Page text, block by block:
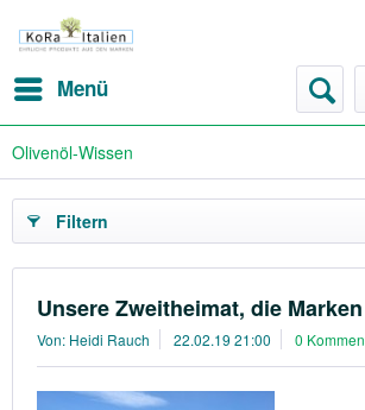
Menü
Olivenöl-Wissen
Filtern
Unsere Zweitheimat, die Marken
Von: Heidi Rauch 22.02.19 21:00 0